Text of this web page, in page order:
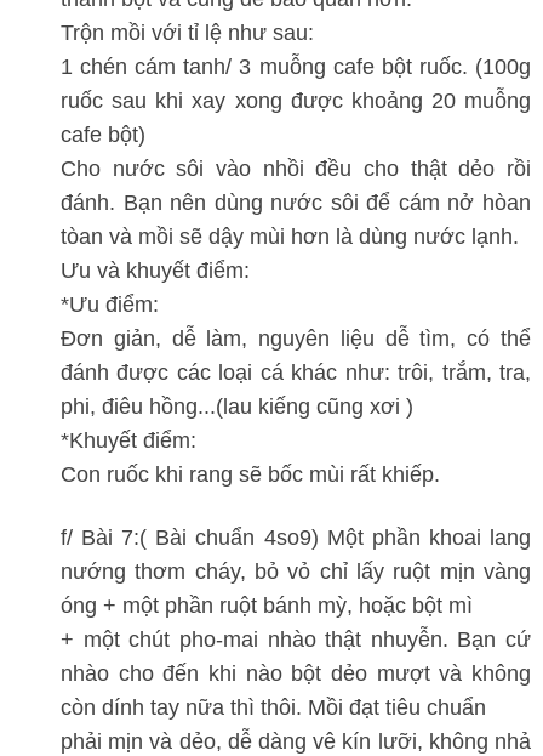
Trộn mồi với tỉ lệ như sau:
1 chén cám tanh/ 3 muỗng cafe bột ruốc. (100g
ruốc sau khi xay xong được khoảng 20 muỗng
cafe bột)
Cho nước sôi vào nhồi đều cho thật dẻo rồi
đánh. Bạn nên dùng nước sôi để cám nở hòan
tòan và mồi sẽ dậy mùi hơn là dùng nước lạnh.
Ưu và khuyết điểm:
*Ưu điểm:
Đơn giản, dễ làm, nguyên liệu dễ tìm, có thể
đánh được các loại cá khác như: trôi, trắm, tra,
phi, điêu hồng...(lau kiếng cũng xơi )
*Khuyết điểm:
Con ruốc khi rang sẽ bốc mùi rất khiếp.
f/ Bài 7:( Bài chuẩn 4so9) Một phần khoai lang
nướng thơm cháy, bỏ vỏ chỉ lấy ruột mịn vàng
óng + một phần ruột bánh mỳ, hoặc bột mì
+ một chút pho-mai nhào thật nhuyễn. Bạn cứ
nhào cho đến khi nào bột dẻo mượt và không
còn dính tay nữa thì thôi. Mồi đạt tiêu chuẩn
phải mịn và dẻo, dễ dàng vê kín lưỡi, không nhả